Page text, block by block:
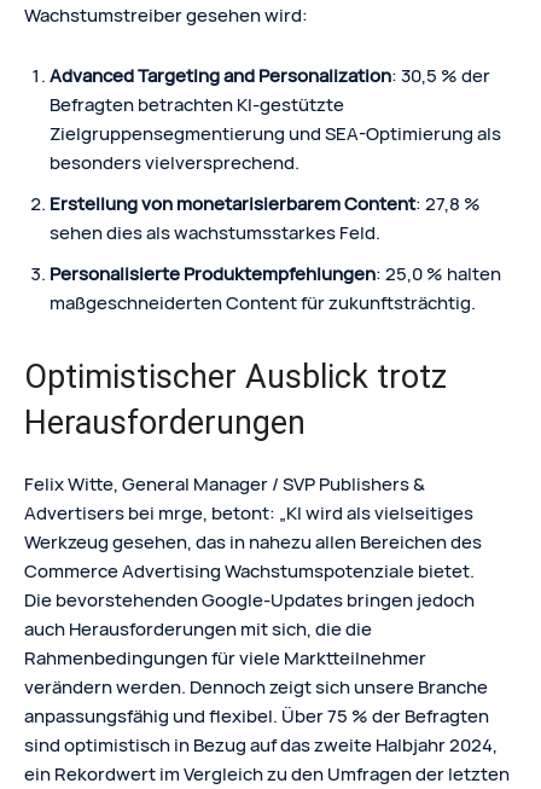
Wachstumstreiber gesehen wird:
Advanced Targeting and Personalization: 30,5 % der
Befragten betrachten KI-gestützte
Zielgruppensegmentierung und SEA-Optimierung als
besonders vielversprechend.
Erstellung von monetarisierbarem Content: 27,8 %
sehen dies als wachstumsstarkes Feld.
Personalisierte Produktempfehlungen: 25,0 % halten
maßgeschneiderten Content für zukunftsträchtig.
Optimistischer Ausblick trotz
Herausforderungen
Felix Witte, General Manager / SVP Publishers &
Advertisers bei mrge, betont: „KI wird als vielseitiges
Werkzeug gesehen, das in nahezu allen Bereichen des
Commerce Advertising Wachstumspotenziale bietet.
Die bevorstehenden Google-Updates bringen jedoch
auch Herausforderungen mit sich, die die
Rahmenbedingungen für viele Marktteilnehmer
verändern werden. Dennoch zeigt sich unsere Branche
anpassungsfähig und flexibel. Über 75 % der Befragten
sind optimistisch in Bezug auf das zweite Halbjahr 2024,
ein Rekordwert im Vergleich zu den Umfragen der letzten